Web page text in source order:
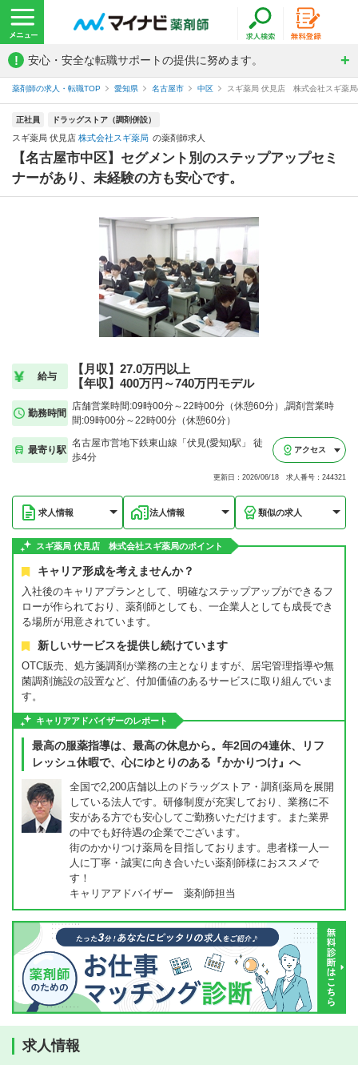
! 安心・安全な転職サポートの提供に努めます。
薬剤師の求人・転職TOP 愛知県 名古屋市 中区 スギ薬局 伏見店 株式会社スギ薬
正社員 ドラッグストア（調剤併設）
スギ薬局 伏見店 株式会社スギ薬局 の薬剤師求人
【名古屋市中区】セグメント別のステップアップセミ
ナーがあり、未経験の方も安心です。
給与
【月収】27.0万円以上
【年収】400万円～740万円モデル
勤務時間
店舗営業時間:09時00分～22時00分（休憩60分）,調剤営業時
間:09時00分～22時00分（休憩60分）
最寄り駅
名古屋市営地下鉄東山線「伏見(愛知)駅」 徒
歩4分
アクセス
更新日：2026/06/18 求人番号：244321
求人情報 法人情報 類似の求人
スギ薬局 伏見店 株式会社スギ薬局のポイント
キャリア形成を考えませんか？
入社後のキャリアプランとして、明確なステップアップができるフ
ローが作られており、薬剤師としても、一企業人としても成長でき
る場所が用意されています。
新しいサービスを提供し続けています
OTC販売、処方箋調剤が業務の主となりますが、居宅管理指導や無
菌調剤施設の設置など、付加価値のあるサービスに取り組んでいま
す。
キャリアアドバイザーのレポート
最高の服薬指導は、最高の休息から。年2回の4連休、リフ
レッシュ休暇で、心にゆとりのある『かかりつけ』へ
全国で2,200店舗以上のドラッグストア・調剤薬局を展開
している法人です。研修制度が充実しており、業務に不
安がある方でも安心してご勤務いただけます。また業界
の中でも好待遇の企業でございます。
街のかかりつけ薬局を目指しております。患者様一人一
人に丁寧・誠実に向き合いたい薬剤師様におススメで
す！
キャリアアドバイザー 薬剤師担当
求人情報